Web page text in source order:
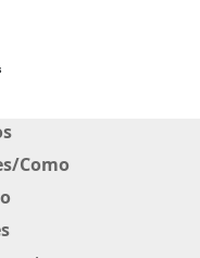
Como